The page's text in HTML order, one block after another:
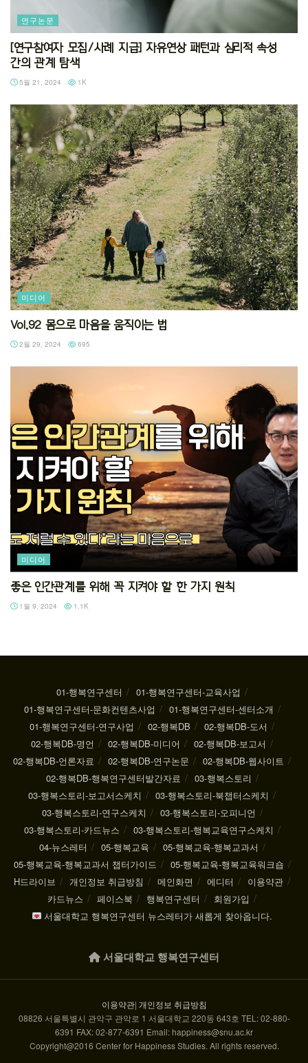
연구논문
[연구참여자 모집/사례 지급] 자유연상 패턴과 심리적 속성
간의 관계 탐색
5월 21, 2024 1K
미디어
Vol.92 몸으로 마음을 움직이는 법
2월 29, 2024 695
미디어
좋은 인간관계를 위해 꼭 지켜야 할 한 가지 원칙
1월 9, 2024 1.1K
01-행복연구센터
01-행복연구센터-교육사업
01-행복연구센터-문화컨텐츠사업
01-행복연구센터-센터소개
01-행복연구센터-연구사업
02-행복DB
02-행복DB-도서
02-행복DB-명언
02-행복DB-미디어
02-행복DB-보고서
02-행복DB-언론자료
02-행복DB-연구논문
02-행복DB-웹사이트
02-행복DB-행복연구센터발간자료
03-행복스토리
03-행복스토리-보고서스케치
03-행복스토리-북챕터스케치
03-행복스토리-연구스케치
03-행복스토리-오피니언
03-행복스토리-카드뉴스
03-행복스토리-행복교육연구스케치
04-뉴스레터
05-행복교육
05-행복교육-행복교과서
05-행복교육-행복교과서 챕터가이드
05-행복교육-행복교육워크숍
H드라이브
개인정보 취급방침 메인화면 에디터
이용약관
카드뉴스
페이스북 행복연구센터
회원가입
서울대학교 행복연구센터 뉴스레터가 새롭게 찾아옵니다.
서울대학교 행복연구센터
이용약관| 개인정보 취급방침
08826 서울특별시 관악구 관악로 1 서울대학교 220동 643호 TEL: 02-880-
6391 FAX: 02-877-6391 Email: happiness@snu.ac.kr
Copyright@2016 Center for Happiness Studies. All rights reserved.